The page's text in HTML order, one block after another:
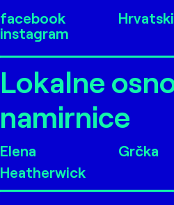
facebook
instagram
Hrvatski
Lokalne
namirnice
Elena
Heatherwick
Grčka